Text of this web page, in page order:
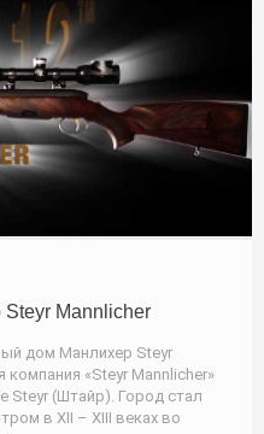
Mannlicher
дом Манлихер Steyr
компания «Steyr Mannlicher»
Steyr (Штайр). Город стал
в XII – XIII веках во